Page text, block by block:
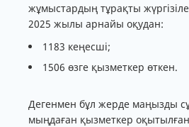
жұмыстардың тұрақты
2025 жылы арнайы оқудан:
1183 кеңесші;
1506 өзге қызметкер өткен.
Дегенмен бұл жерде маңызды
мыңдаған қызметкер